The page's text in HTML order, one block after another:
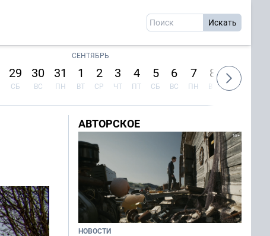
29
СБ
30
ВС
31
ПН
СЕНТЯБРЬ
1
ВТ
2
СР
3
ЧТ
4
ПТ
5
СБ
6
ВС
7
ПН
8
ВТ
9
СР
АВТОРСКОЕ
НОВОСТИ